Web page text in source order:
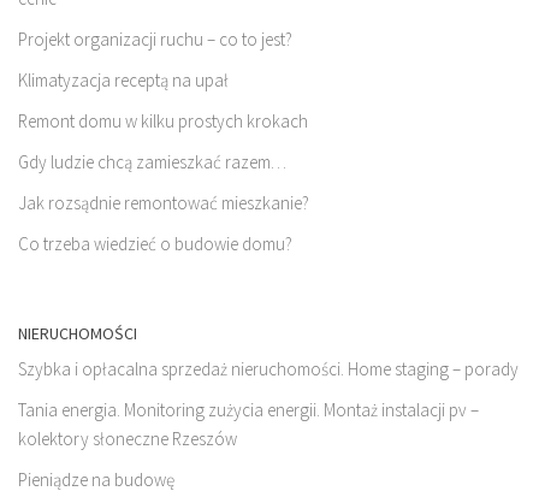
Projekt organizacji ruchu – co to jest?
Klimatyzacja receptą na upał
Remont domu w kilku prostych krokach
Gdy ludzie chcą zamieszkać razem…
Jak rozsądnie remontować mieszkanie?
Co trzeba wiedzieć o budowie domu?
NIERUCHOMOŚCI
Szybka i opłacalna sprzedaż nieruchomości. Home staging – porady
Tania energia. Monitoring zużycia energii. Montaż instalacji pv –
kolektory słoneczne Rzeszów
Pieniądze na budowę